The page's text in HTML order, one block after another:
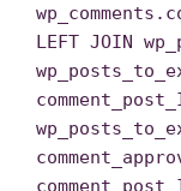
LEFT JOIN